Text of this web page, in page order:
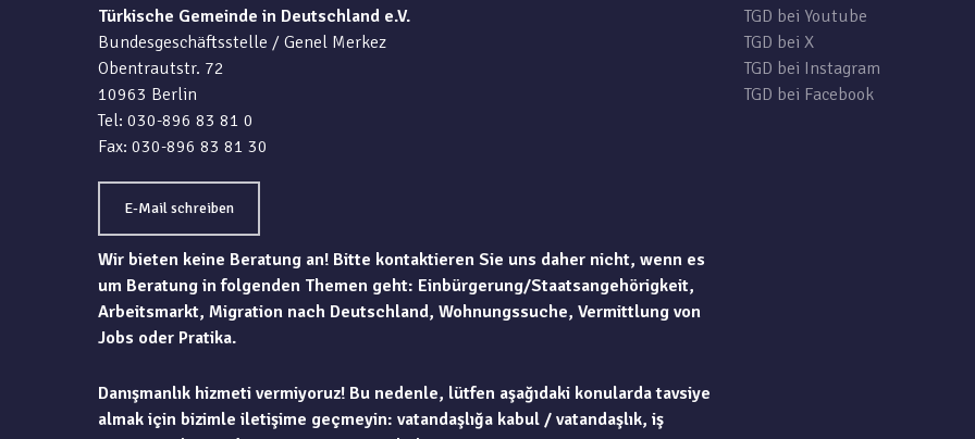
Türkische Gemeinde in Deutschland e.V.
Bundesgeschäftsstelle / Genel Merkez
Obentrautstr. 72
10963 Berlin
Tel: 030-896 83 81 0
Fax: 030-896 83 81 30
E-Mail schreiben
Wir bieten keine Beratung an! Bitte kontaktieren Sie uns daher nicht, wenn es
um Beratung in folgenden Themen geht: Einbürgerung/Staatsangehörigkeit,
Arbeitsmarkt, Migration nach Deutschland, Wohnungssuche, Vermittlung von
Jobs oder Pratika.
Danışmanlık hizmeti vermiyoruz! Bu nedenle, lütfen aşağıdaki konularda tavsiye
almak için bizimle iletişime geçmeyin: vatandaşlığa kabul / vatandaşlık, iş
TGD bei Youtube
TGD bei X
TGD bei Instagram
TGD bei Facebook